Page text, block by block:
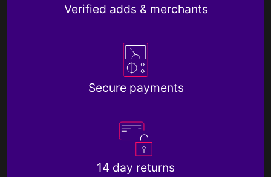
Verified adds & merchants
Secure payments
14 day returns